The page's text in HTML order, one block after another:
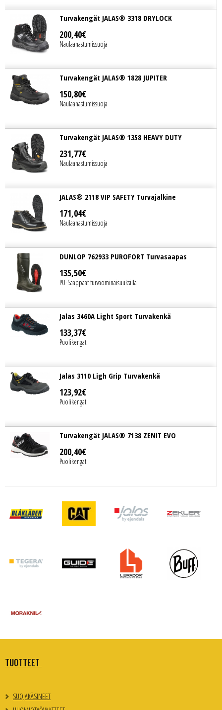
Turvakengät JALAS® 3318 DRYLOCK
200,40€
Naulaanastumissuoja
Turvakengät JALAS® 1828 JUPITER
150,80€
Naulaanastumissuoja
Turvakengät JALAS® 1358 HEAVY DUTY
231,77€
Naulaanastumissuoja
JALAS® 2118 VIP SAFETY Turvajalkine
171,04€
Naulaanastumissuoja
DUNLOP 762933 PUROFORT Turvasaapas
135,50€
PU-Saappaat turvaominaisuuksilla
Jalas 3460A Light Sport Turvakenkä
133,37€
Puolikengät
Jalas 3110 Ligh Grip Turvakenkä
123,92€
Puolikengät
Turvakengät JALAS® 7138 ZENIT EVO
200,40€
Puolikengät
TUOTTEET
SUOJAKÄSINEET